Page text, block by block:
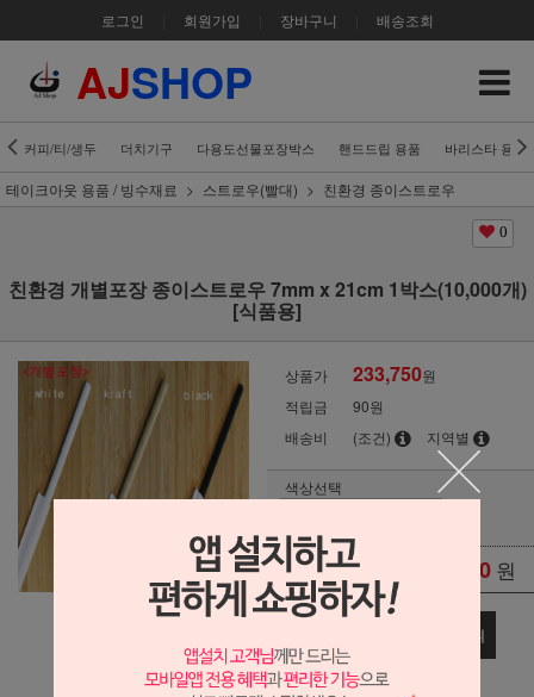
로그인 회원가입 장바구니 배송조회
AJSHOP
커피/티/생두 더치기구 다용도선물포장박스 핸드드립 용품 바리스타 용품
테이크아웃 용품 / 빙수재료 스트로우(빨대) 친환경 종이스트로우
0
친환경 개별포장 종이스트로우 7mm x 21cm 1박스(10,000개)
[식품용]
상품가 233,750원
적립금
90원
배송비
(조건) 지역별
색상선택
총 상품 금액 0 원
장바구니
구매하기